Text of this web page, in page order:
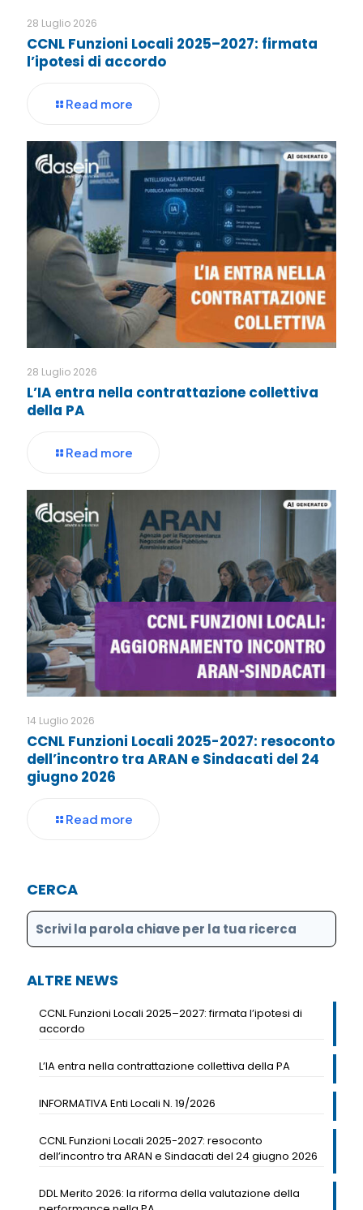
28 Luglio 2026
CCNL Funzioni Locali 2025–2027: firmata
l’ipotesi di accordo
Read more
28 Luglio 2026
L’IA entra nella contrattazione collettiva
della PA
Read more
14 Luglio 2026
CCNL Funzioni Locali 2025-2027: resoconto
dell’incontro tra ARAN e Sindacati del 24
giugno 2026
Read more
CERCA
ALTRE NEWS
CCNL Funzioni Locali 2025–2027: firmata l’ipotesi di
accordo
L’IA entra nella contrattazione collettiva della PA
INFORMATIVA Enti Locali N. 19/2026
CCNL Funzioni Locali 2025-2027: resoconto
dell’incontro tra ARAN e Sindacati del 24 giugno 2026
DDL Merito 2026: la riforma della valutazione della